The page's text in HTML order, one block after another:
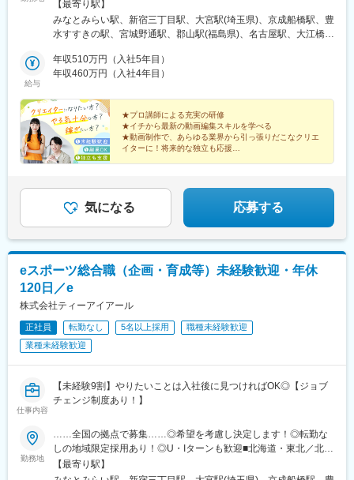
袋駅、二重橋前駅、品川駅、新橋駅、とうきょうスカイツリー
駅、末広町駅(東京都)、蓮沼駅、稲荷町駅(東京都)、浜松町駅、銀
官山駅、日暮里駅、下神明駅、高輪ゲートウェイ駅、立川北駅、
新桜台駅、二子新地駅、麹町駅、奥沢駅、清澄白河駅、西太子堂
丸子駅、武蔵溝ノ口駅、京急川崎駅、石上駅、登戸駅、海老名駅
(相模線)、富士見町駅(神奈川県)、本川越駅、北与野駅、京成西船
駅、船橋駅、京成千葉駅、新津田沼駅、本八幡駅(都営線)、リゾー
トゲートウェイ・ステーション駅、市川真間駅、京成稲毛駅、習
志野駅、幸谷駅、工機前駅、中央前橋駅、西桐生駅、宇都宮駅、
中央駅、鹿児島駅前駅、新宿西口駅、代々木公園駅、虎ノ門ヒル
ズ駅、岩本町駅、京急蒲田駅、京成上野駅、銀座一丁目駅、白金
高輪駅、水道橋駅、立川南駅、江古田駅、九品仏駅、菊川駅(東京
都)、本郷三丁目駅、茅場町駅、新代田駅、高島町駅、高津駅(神奈
川県)、馬車道駅、蒲生駅、栄町駅(千葉県)、京成八幡駅、東京デ
ィズニーランド・ステーション駅、東宿郷駅、旦過駅、天神南
駅、西黒崎駅、八千代町駅、二本木口駅、県立体育館前駅、高見
橋駅、桜島桟橋通駅
道、宮城、福島■関東／東京、神奈川、埼玉、千葉■中部／愛知■
近畿／大阪、京都、兵庫■中四国／広島、愛媛■九州／福岡、鹿児
島、沖縄※受動喫煙対策あり：屋内全面禁煙
【最寄り駅】
みなとみらい駅、新宿三丁目駅、大宮駅(埼玉県)、京成船橋駅、豊
水すすきの駅、宮城野通駅、郡山駅(福島県)、名古屋駅、大江橋
駅、県庁前駅(沖縄県)、町田駅、八王子駅、藤沢駅、海老名駅(相
模線)、春日部駅、栄町駅(千葉県)、柏駅、新宿御苑前駅、船橋
駅、七条駅、袋町駅、櫛田神社前駅、美栄橋駅、京王八王子駅、
石上駅、海老名駅(相鉄・小田急)、八木崎駅、京成千葉駅、桜木町
駅、新宿駅(東京メトロ)、大神宮下駅、狸小路駅、仙台駅(地下
鉄)、名鉄名古屋駅、北新地駅、五条駅(京都市営)、紙屋町東駅、
市役所前駅(愛媛県)、祇園駅(福岡県)、旭橋駅、千葉駅
給与
年収510万円（入社5年目）
年収460万円（入社4年目）
★プロ講師による充実の研修
★イチから最新の動画編集スキルを学べる
★動画制作で、あらゆる業界から引っ張りだこなクリエ
イターに！将来的な独立も応援
◎年間休日120日以上
◎基本定時退勤
気になる 応募する
eスポーツ総合職（企画・育成等）未経験歓迎・年休
120日／e
株式会社ティーアイアール
正社員 転勤なし 5名以上採用
職種未経験歓迎
業種未経験歓迎
仕事内容
【未経験9割】やりたいことは入社後に見つければOK◎【ジョブ
チェンジ制度あり！】
勤務地
……全国の拠点で募集……◎希望を考慮し決定します！◎転勤な
しの地域限定採用あり！◎U・Iターンも歓迎■北海道・東北／北海
道、宮城、福島■関東／東京、神奈川、埼玉、千葉■中部／愛知■
近畿／大阪、京都、兵庫■中四国／広島、愛媛■九州／福岡、鹿児
【最寄り駅】